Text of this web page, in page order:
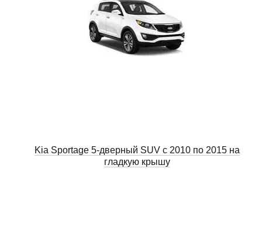
Kia Sportage 5-дверный SUV с 2010 по 2015 на
гладкую крышу